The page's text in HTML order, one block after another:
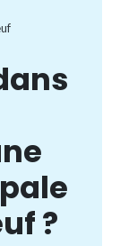
?